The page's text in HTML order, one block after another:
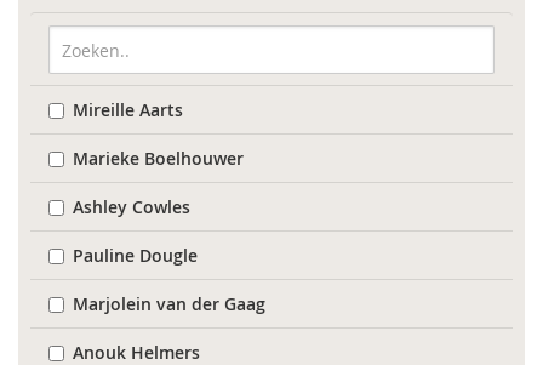
Mireille Aarts
Marieke Boelhouwer
Ashley Cowles
Pauline Dougle
Marjolein van der Gaag
Anouk Helmers